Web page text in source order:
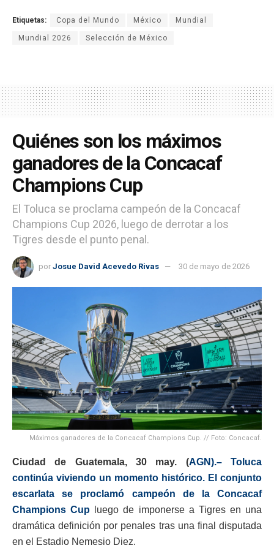
Etiquetas: Copa del Mundo México Mundial
Mundial 2026 Selección de México
Quiénes son los máximos
ganadores de la Concacaf
Champions Cup
El Toluca se proclama campeón de la Concacaf
Champions Cup 2026, luego de derrotar a los
Tigres desde el punto penal.
por Josue David Acevedo Rivas 30 de mayo de 2026
Máximos ganadores de la Concacaf Champions Cup. // Foto: Concacaf.
Ciudad de Guatemala, 30 may. (AGN).–
Toluca
continúa viviendo un momento histórico. El conjunto
escarlata se proclamó campeón de la Concacaf
Champions Cup luego de imponerse a Tigres en una
dramática definición por penales tras una final disputada
en el Estadio Nemesio Diez.